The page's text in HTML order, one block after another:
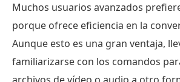
Muchos usuarios avanzados
porque ofrece eficiencia en la
Aunque esto es una gran ventaja,
familiarizarse con los comandos